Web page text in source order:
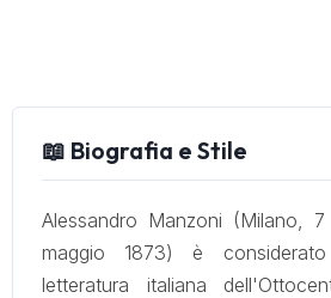
📖 Biografia e Stile
Alessandro Manzoni (Milano,
maggio 1873) è
letteratura italiana